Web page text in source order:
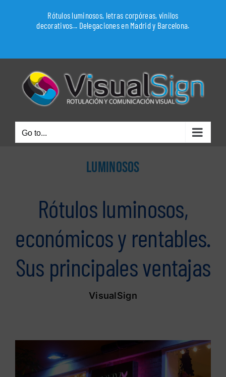
Rótulos luminosos, letras corpóreas, vinilos
decorativos... Delegaciones en Madrid y Barcelona.
Go to...
LUMINOSOS
Rótulos luminosos,
económicos y rentables.
Sus principales ventajas
VisualSign